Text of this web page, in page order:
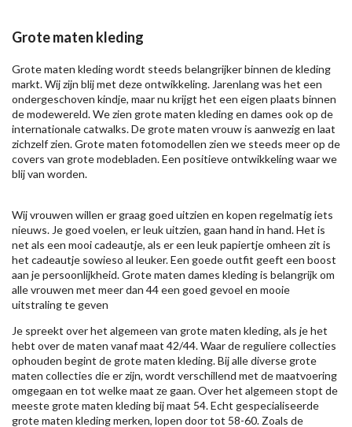
Grote maten kleding
Grote maten kleding wordt steeds belangrijker binnen de kleding
markt. Wij zijn blij met deze ontwikkeling. Jarenlang was het een
ondergeschoven kindje, maar nu krijgt het een eigen plaats binnen
de modewereld. We zien grote maten kleding en dames ook op de
internationale catwalks. De grote maten vrouw is aanwezig en laat
zichzelf zien. Grote maten fotomodellen zien we steeds meer op de
covers van grote modebladen. Een positieve ontwikkeling waar we
blij van worden.
Wij vrouwen willen er graag goed uitzien en kopen regelmatig iets
nieuws. Je goed voelen, er leuk uitzien, gaan hand in hand. Het is
net als een mooi cadeautje, als er een leuk papiertje omheen zit is
het cadeautje sowieso al leuker. Een goede outfit geeft een boost
aan je persoonlijkheid. Grote maten dames kleding is belangrijk om
alle vrouwen met meer dan 44 een goed gevoel en mooie
uitstraling te geven
Je spreekt over het algemeen van grote maten kleding, als je het
hebt over de maten vanaf maat 42/44. Waar de reguliere collecties
ophouden begint de grote maten kleding. Bij alle diverse grote
maten collecties die er zijn, wordt verschillend met de maatvoering
omgegaan en tot welke maat ze gaan. Over het algemeen stopt de
meeste grote maten kleding bij maat 54. Echt gespecialiseerde
grote maten kleding merken, lopen door tot 58-60. Zoals de